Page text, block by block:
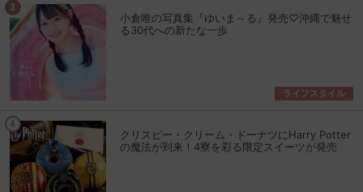
小倉唯の写真集『ゆいま～る』発売♡沖縄で魅せ
る30代への新たな一歩
ライフスタイル
クリスピー・クリーム・ドーナツにHarry Potter
の魔法が到来！4寮を彩る限定スイーツが発売